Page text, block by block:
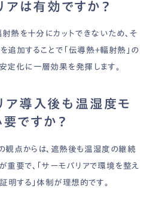
は有効ですか？
熱を十分にカットできないため、そ
追加することで「伝導熱＋輻射熱」の
定化に一層効果を発揮します。
ア導入後も温湿度モ
ですか？
観点からは、遮熱後も温湿度の継続
重要で、「サーモバリアで環境を整え
明する」体制が理想的です。